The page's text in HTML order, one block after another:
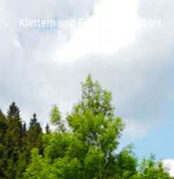
Submenu for "Gruppenhaus"
Klettern und Erlebnispädagogik